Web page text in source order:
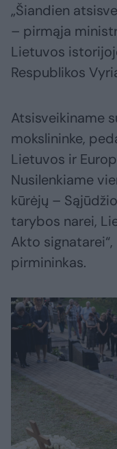
„Šiandien
– pirmąja
Lietuvos
Respublikos
Atsisveikiname
mokslininke,
Lietuvos ir
Nusilenkiame
kūrėjų –
tarybos narei,
Akto
pirmininkas.